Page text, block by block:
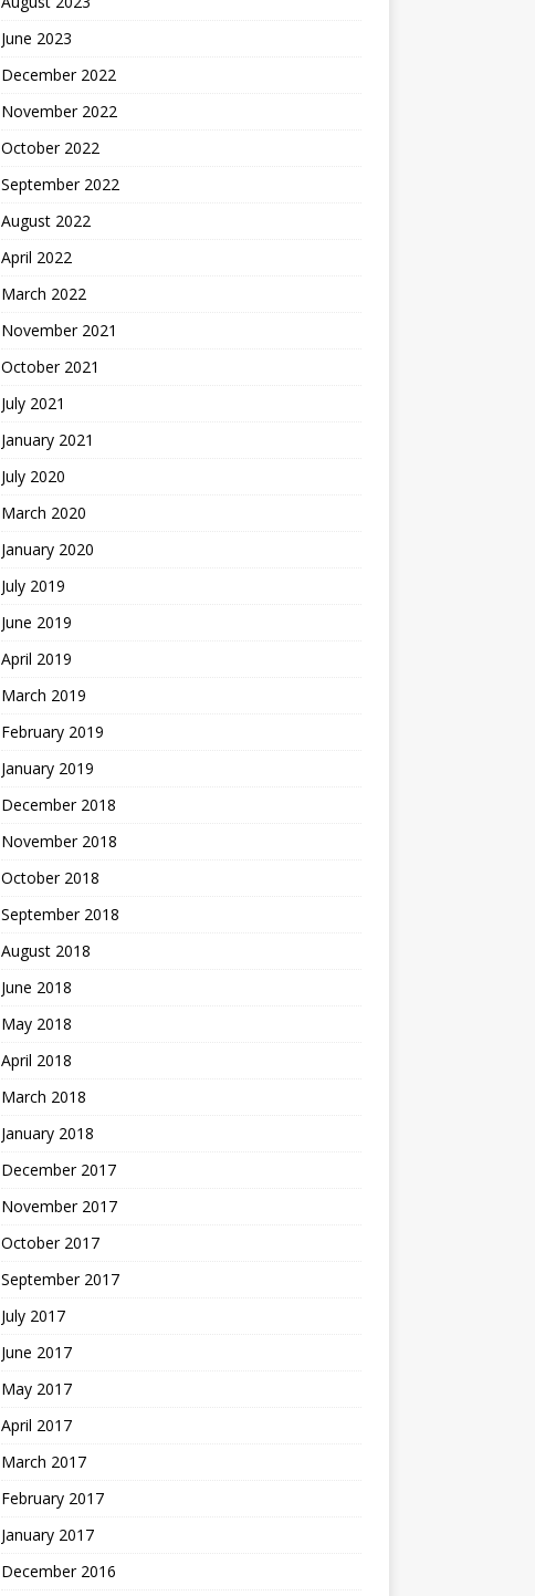
June 2023
December 2022
November 2022
October 2022
September 2022
August 2022
April 2022
March 2022
November 2021
October 2021
July 2021
January 2021
July 2020
March 2020
January 2020
July 2019
June 2019
April 2019
March 2019
February 2019
January 2019
December 2018
November 2018
October 2018
September 2018
August 2018
June 2018
May 2018
April 2018
March 2018
January 2018
December 2017
November 2017
October 2017
September 2017
July 2017
June 2017
May 2017
April 2017
March 2017
February 2017
January 2017
December 2016